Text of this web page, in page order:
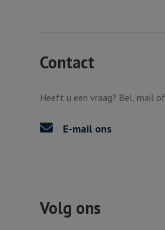
Contact
Heeft u een vraag? Bel, mail
E-mail ons
Volg ons